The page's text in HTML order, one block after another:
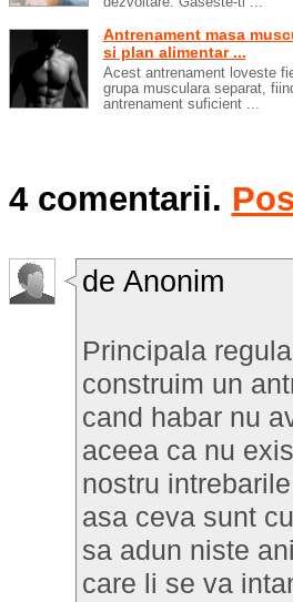
Antrenament masa
si plan alimentar ...
Acest antrenament loveste
grupa musculara separat,
antrenament suficient ...
4 comentarii.
de Anonim
Principala
construim un
cand habar nu
aceea ca nu
nostru
asa ceva sunt
sa adun niste
care li se va